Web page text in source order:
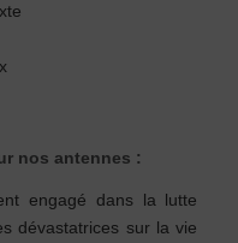
nos antennes :
engagé dans la lutte
dévastatrices sur la vie